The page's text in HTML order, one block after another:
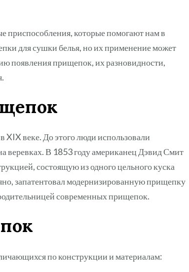
приспособления, которые помогают нам в
для сушки белья, но их применение может
появления прищепок, их разновидности,
веке. До этого люди использовали
веревках. В 1853 году американец Дэвид Смит
состоящую из одного цельного куска
запатентовал модернизированную прищепку
современных прищепок.
по конструкции и материалам: